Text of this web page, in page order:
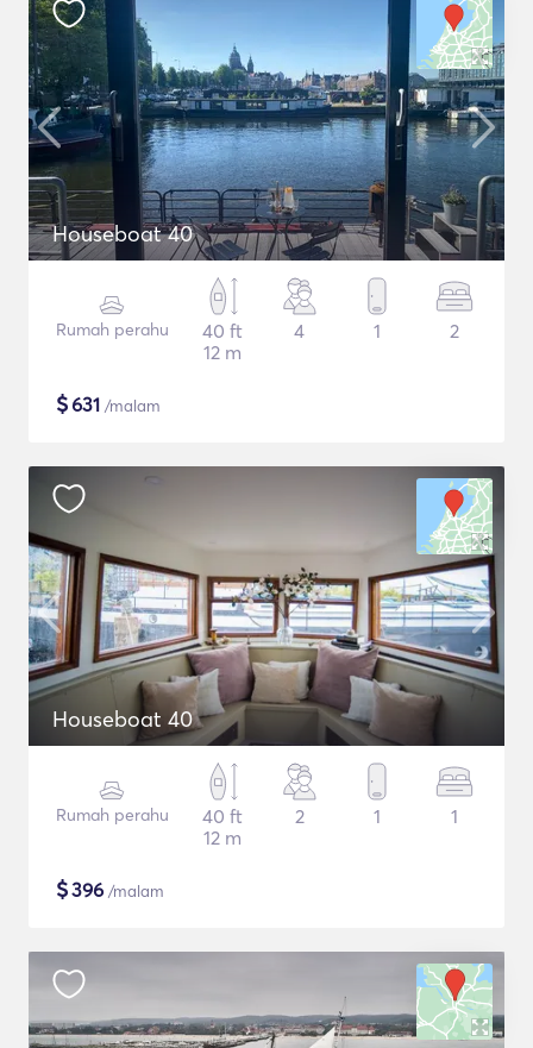
Houseboat 40
Rumah perahu
40 ft
12 m
4 1 2
$631 /malam
Houseboat 40
Rumah perahu
40 ft
12 m
2 1 1
$396 /malam